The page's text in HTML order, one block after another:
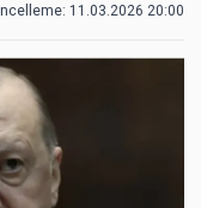
11.03.2026 20:00